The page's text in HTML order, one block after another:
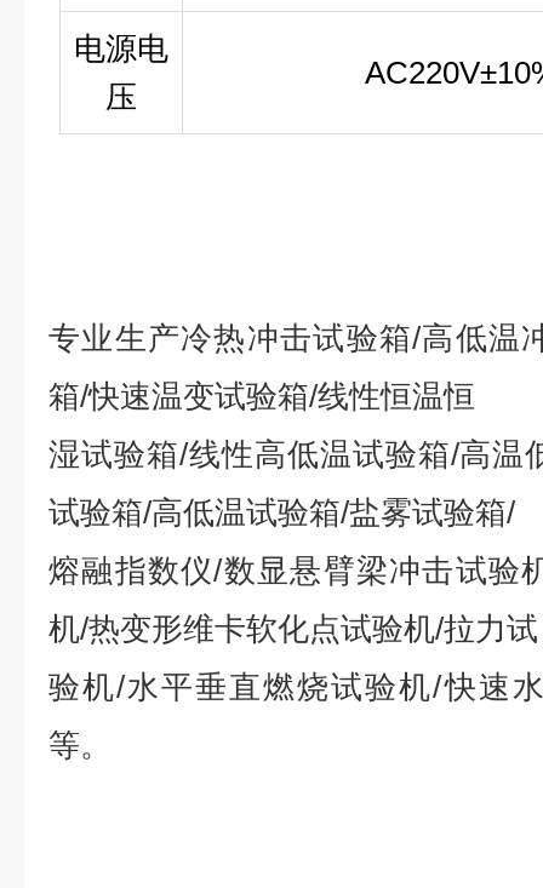
电源电
压
专业生产冷热冲击试验箱/高低温
箱/快速温变试验箱/线性恒温恒
湿试验箱/线性高低温试验箱/高温
试验箱/高低温试验箱/盐雾试验箱/
熔融指数仪/数显悬臂梁冲击试验
机/热变形维卡软化点试验机/拉力试
验机/水平垂直燃烧试验机/快速
等。